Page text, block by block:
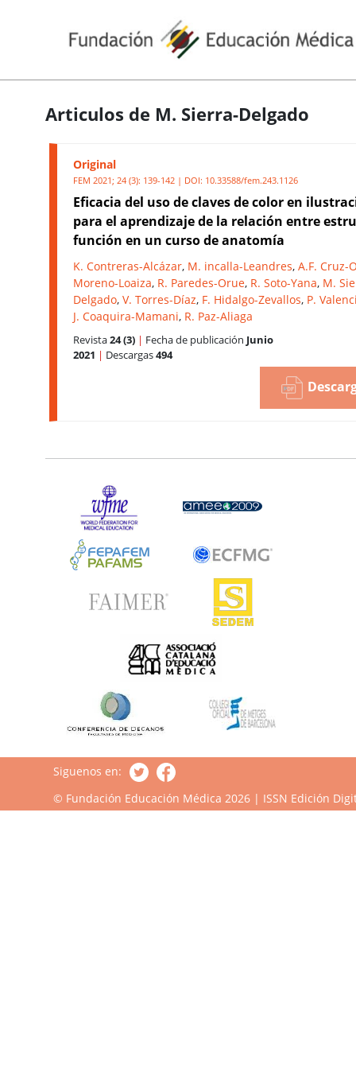
Articulos de M. Sierra-Delgado
Original
FEM 2021; 24 (3): 139-142 | DOI: 10.33588/fem.243.1126
Eficacia del uso de claves de color en
para el aprendizaje de la relación entre
función en un curso de anatomía
K. Contreras-Alcázar, M. incalla-Leandres, A.F. Cruz-
Moreno-Loaiza, R. Paredes-Orue, R. Soto-Yana, M.
Delgado, V. Torres-Díaz, F. Hidalgo-Zevallos, P.
J. Coaquira-Mamani, R. Paz-Aliaga
Revista24 (3) | Fecha de publicación Junio
2021 | Descargas494
Siguenos en:
© Fundación Educación Médica 2026 | ISSN Edición